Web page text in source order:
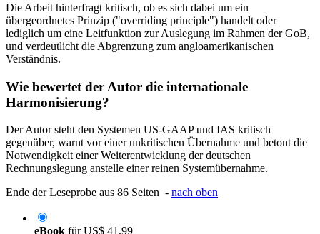
Die Arbeit hinterfragt kritisch, ob es sich dabei um ein
übergeordnetes Prinzip ("overriding principle") handelt oder
lediglich um eine Leitfunktion zur Auslegung im Rahmen der GoB,
und verdeutlicht die Abgrenzung zum angloamerikanischen
Verständnis.
Wie bewertet der Autor die internationale
Harmonisierung?
Der Autor steht den Systemen US-GAAP und IAS kritisch
gegenüber, warnt vor einer unkritischen Übernahme und betont die
Notwendigkeit einer Weiterentwicklung der deutschen
Rechnungslegung anstelle einer reinen Systemübernahme.
Ende der Leseprobe aus 86 Seiten - nach oben
eBook fürUS$ 41,99